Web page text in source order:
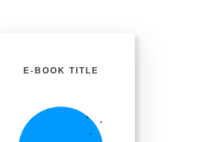
E-BOOK TITLE